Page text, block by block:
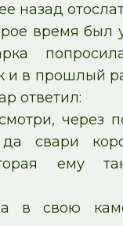
назад
время был
и в прошлый
ответил:
через
да свари
ему
в свою